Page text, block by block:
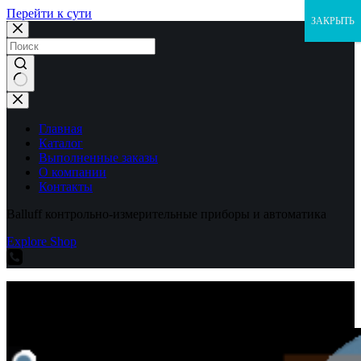
Перейти к сути
Ничего
не
найденоГлавная
Каталог
Выполненные заказы
О компании
Контакты
Balluff контрольно-измерительные приборы и автоматика
Explore Shop
ЗАКРЫТЬ